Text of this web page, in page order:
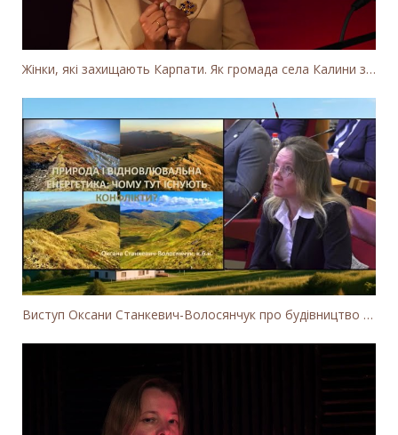
Жінки, які захищають Карпати. Як громада села Калини захищає річку Тересву від забудови МГЕС
Виступ Оксани Станкевич-Волосянчук про будівництво вітропарків у Закарпатській області